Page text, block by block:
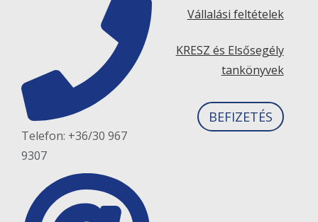
Telefon: +36/30 967
9307
Vállalási feltételek
KRESZ és Elsősegély
tankönyvek
BEFIZETÉS